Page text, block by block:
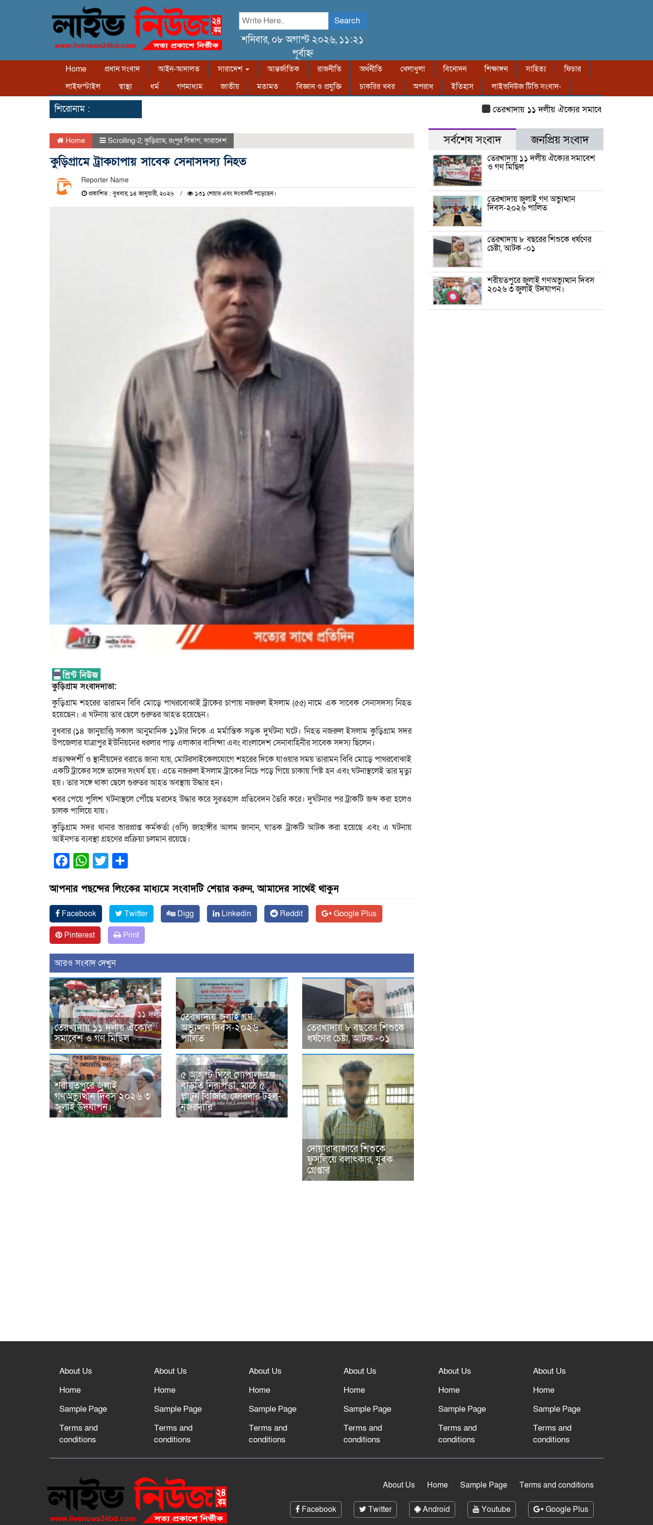
Search
শনিবার, ০৮ অগাস্ট ২০২৬, ১১:২১
পূর্বাহ্ন
Home প্রধান সংবাদ আইন-আদালত সারাদেশ আন্তর্জাতিক রাজনীতি অর্থনীতি খেলাধুলা বিনোদন শিক্ষাঙ্গন সাহিত্য
ফিচার
লাইফস্টাইল
স্বাস্থ্য ধর্ম গণমাধ্যম জাতীয় মতামত বিজ্ঞান ও প্রযুক্তি চাকরির খবর অপরাধ ইতিহাস লাইভনিউজ টিভি সংবাদ-
শিরোনাম : তেরখাদায় ১১ দলীয় ঐক্যের সমাবেশ ও গণ মিছিল
Home Scrolling-2,কুড়িগ্রাম,রংপুর বিভাগ,সারাদেশ
কুড়িগ্রামে ট্রাকচাপায় সাবেক সেনাসদস্য নিহত
Reporter Name
প্রকাশিত : বুধবার, ১৪ জানুয়ারী, ২০২৬ ১৩১ শেয়ার এবং সংবাদটি পড়েছেন।
কুড়িগ্রাম সংবাদদাতা:
কুড়িগ্রাম শহরের তারামন বিবি মোড়ে পাথরবোঝাই ট্রাকের চাপায় নজরুল ইসলাম (৫৫) নামে এক সাবেক সেনাসদস্য নিহত
হয়েছেন। এ ঘটনায় তার ছেলে গুরুতর আহত হয়েছেন।
বুধবার (১৪ জানুয়ারি) সকাল আনুমানিক ১১টার দিকে এ মর্মান্তিক সড়ক দুর্ঘটনা ঘটে। নিহত নজরুল ইসলাম কুড়িগ্রাম সদর
উপজেলার যাত্রাপুর ইউনিয়নের ধরলার পাড় এলাকার বাসিন্দা এবং বাংলাদেশ সেনাবাহিনীর সাবেক সদস্য ছিলেন।
প্রত্যক্ষদর্শী ও স্থানীয়দের বরাতে জানা যায়, মোটরসাইকেলযোগে শহরের দিকে যাওয়ার সময় তারামন বিবি মোড়ে পাথরবোঝাই
একটি ট্রাকের সঙ্গে তাদের সংঘর্ষ হয়। এতে নজরুল ইসলাম ট্রাকের নিচে পড়ে গিয়ে চাকায় পিষ্ট হন এবং ঘটনাস্থলেই তার মৃত্যু
হয়। তার সঙ্গে থাকা ছেলে গুরুতর আহত অবস্থায় উদ্ধার হন।
খবর পেয়ে পুলিশ ঘটনাস্থলে পৌঁছে মরদেহ উদ্ধার করে সুরতহাল প্রতিবেদন তৈরি করে। দুর্ঘটনার পর ট্রাকটি জব্দ করা হলেও
চালক পালিয়ে যায়।
কুড়িগ্রাম সদর থানার ভারপ্রাপ্ত কর্মকর্তা (ওসি) জাহাঙ্গীর আলম জানান, ঘাতক ট্রাকটি আটক করা হয়েছে এবং এ ঘটনায়
আইনগত ব্যবস্থা গ্রহণের প্রক্রিয়া চলমান রয়েছে।
Facebook
WhatsApp
Twitter
আপনার পছন্দের লিংকের মাধ্যমে সংবাদটি শেয়ার করুন, আমাদের সাথেই থাকুন
Facebook Twitter Digg Linkedin Reddit
Google Plus
Pinterest
Print
আরও সংবাদ দেখুন
তেরখাদায় ১১ দলীয় ঐক্যের
সমাবেশ ও গণ মিছিল
তেরখাদায় জুলাই গণ
অভ্যুত্থান দিবস-২০২৬
পালিত
তেরখাদায় ৮ বছরের শিশুকে
ধর্ষণের চেষ্টা, আটক -০১
শরীয়তপুরে জুলাই
গণঅভ্যুত্থান দিবস ২০২৬ ৩
জুলাই উদযাপন।
৫ আগস্ট ঘিরে গোপালগঞ্জে
বাড়তি নিরাপত্তা; মাঠে ৫
প্লাটুন বিজিবি, জোরদার টহল-
নজরদারি
দোয়ারাবাজারে শিশুকে
ফুসলিয়ে বলাৎকার, যুবক
গ্রেপ্তার
সর্বশেষ সংবাদ জনপ্রিয় সংবাদ
তেরখাদায় ১১ দলীয় ঐক্যের সমাবেশ
ও গণ মিছিল
তেরখাদায় জুলাই গণ অভ্যুত্থান
দিবস-২০২৬ পালিত
তেরখাদায় ৮ বছরের শিশুকে ধর্ষণের
চেষ্টা, আটক -০১
শরীয়তপুরে জুলাই গণঅভ্যুত্থান দিবস
২০২৬ ৩ জুলাই উদযাপন।
About Us
Home
Sample Page
Terms and
conditions
About Us
Home
Sample Page
Terms and
conditions
About Us
Home
Sample Page
Terms and
conditions
About Us
Home
Sample Page
Terms and
conditions
About Us
Home
Sample Page
Terms and
conditions
About Us
Home
Sample Page
Terms and
conditions
About Us Home Sample Page Terms and conditions
Facebook Twitter Android Youtube Google Plus